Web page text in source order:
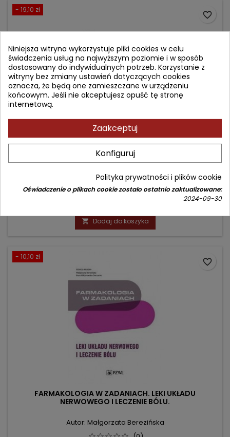
- 19,10 zł
FARMAKOLOGIA W ZADANIACH. LEKI UKŁADU
AUTONOMICZNEGO I KRĄŻENIA.
Autor: Małgorzata Berezińska
(0)
podstawowa
 Dodaj do koszyka
favorite_border
- 10,10 zł
FARMAKOLOGIA W ZADANIACH. LEKI UKŁADU
NERWOWEGO I LECZENIE BÓLU.
Autor: Małgorzata Berezińska
favorite_border
Niniejsza witryna wykorzystuje pliki cookies w celu
świadczenia usług na najwyższym poziomie i w sposób
dostosowany do indywidualnych potrzeb. Korzystanie z
witryny bez zmiany ustawień dotyczących cookies
oznacza, że będą one zamieszczane w urządzeniu
końcowym. Jeśli nie akceptujesz opuść tę stronę
internetową.
Zaakceptuj
Konfiguruj
Polityka prywatności i plików cookie
Oświadczenie o plikach cookie zostało ostatnio zaktualizowane:
2024-09-30